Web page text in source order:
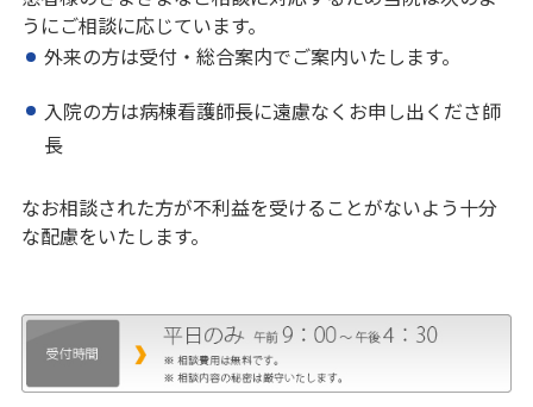
うにご相談に応じています。
外来の方は受付・総合案内でご案内いたします。
入院の方は病棟看護師長に遠慮なくお申し出くださ師
長
なお相談された方が不利益を受けることがないよう十分
な配慮をいたします。